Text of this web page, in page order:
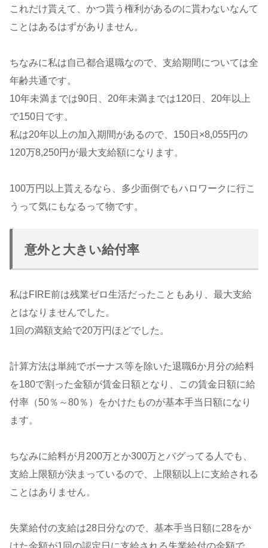
これだけ貰えて、かつ貰う権利があるのに貰わないなんて
ことはあるはずがありません。
ちなみに私は自己都合退職なので、支給期間については全
年齢共通です。
10年未満までは90日、20年未満までは120日、20年以上
で150日です。
私は20年以上の加入期間があるので、150日×8,055円の
120万8,250円が最大支給額になります。
100万円以上貰えるなら、多少面倒でもハロワークに行こ
うって気にもなるって物です。
意外と大きい給付率
私はFIRE前は残業ゼロ生活だったこともあり、最大支給
とはなりませんでした。
1回の満額支給で20万円ほどでした。
計算方法は単純でボーナス等を除いた退職6か月分の給料
を180で割った金額が賃金日額となり、この賃金日額に給
付率（50％～80％）をかけたものが基本手当日額になり
ます。
ちなみに給料が月200万とか300万とバグってる人でも、
支給上限額が決まっているので、上限額以上に支給される
ことはありません。
失業給付の支給は28日分なので、基本手当日額に28をか